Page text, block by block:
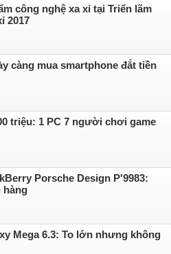
công nghệ xa xỉ tại Triển lãm
2017
càng mua smartphone đắt tiền
triệu: 1 PC 7 người chơi game
Porsche Design P'9983:
hàng
Mega 6.3: To lớn nhưng không